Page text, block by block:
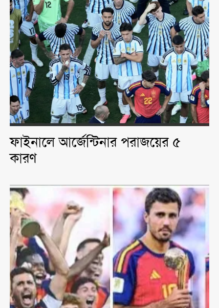
ফাইনালে আর্জেন্টিনার পরাজয়ের ৫
কারণ